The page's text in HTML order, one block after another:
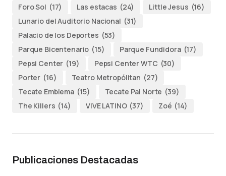
Foro Sol (17) Las estacas (24) Little Jesus (16)
Lunario del Auditorio Nacional (31)
Palacio de los Deportes (53)
Parque Bicentenario (15) Parque Fundidora (17)
Pepsi Center (19) Pepsi Center WTC (30)
Porter (16) Teatro Metropólitan (27)
Tecate Emblema (15) Tecate Pal Norte (39)
The Killers (14) VIVE LATINO (37) Zoé (14)
Publicaciones Destacadas